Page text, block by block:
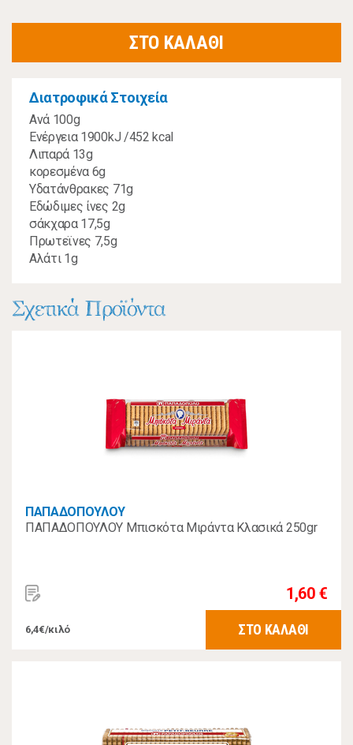
ΣΤΟ ΚΑΛΑΘΙ
Διατροφικά Στοιχεία
Ανά 100g
Ενέργεια 1900kJ /452 kcal
Λιπαρά 13g
κορεσμένα 6g
Υδατάνθρακες 71g
Εδώδιμες ίνες 2g
σάκχαρα 17,5g
Πρωτεϊνες 7,5g
Αλάτι 1g
Σχετικά Προϊόντα
ΠΑΠΑΔΟΠΟΥΛΟΥ
ΠΑΠΑΔΟΠΟΥΛΟΥ Μπισκότα Μιράντα Κλασικά 250gr
1,60 €
6,4€/κιλό ΣΤΟ ΚΑΛΑΘΙ